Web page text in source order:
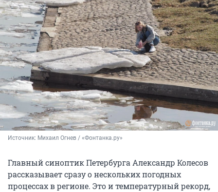
Источник: Михаил Огнев / «Фонтанка.ру»
Главный синоптик Петербурга Александр Колесов
рассказывает сразу о нескольких погодных
процессах в регионе. Это и температурный рекорд,